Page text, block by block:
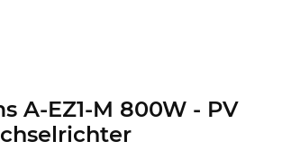
A-EZ1-M 800W - PV